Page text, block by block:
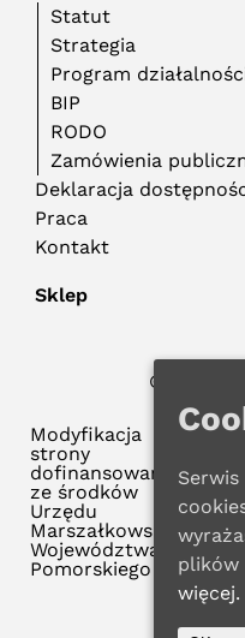
Statut
Strategia
Program
BIP
RODO
Zamówienia
Deklaracja
Praca
Kontakt
Sklep
© 2026
Modyfikacja
strony
dofinansowana
ze środków
Urzędu
Marszałkowskiego
Województwa
Pomorskiego
plików
więcej.